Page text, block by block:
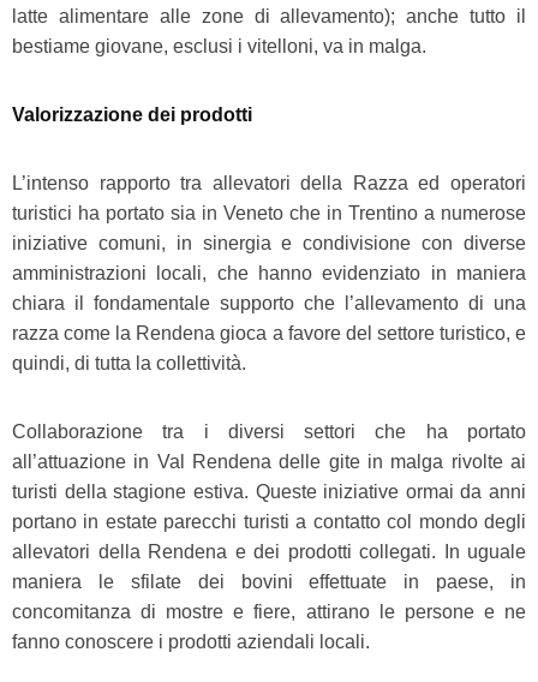
latte alimentare alle zone di allevamento); anche tutto il
bestiame giovane, esclusi i vitelloni, va in malga.
Valorizzazione dei prodotti
L’intenso rapporto tra allevatori della Razza ed operatori
turistici ha portato sia in Veneto che in Trentino a numerose
iniziative comuni, in sinergia e condivisione con diverse
amministrazioni locali, che hanno evidenziato in maniera
chiara il fondamentale supporto che l’allevamento di una
razza come la Rendena gioca a favore del settore turistico, e
quindi, di tutta la collettività.
Collaborazione tra i diversi settori che ha portato
all’attuazione in Val Rendena delle gite in malga rivolte ai
turisti della stagione estiva. Queste iniziative ormai da anni
portano in estate parecchi turisti a contatto col mondo degli
allevatori della Rendena e dei prodotti collegati. In uguale
maniera le sfilate dei bovini effettuate in paese, in
concomitanza di mostre e fiere, attirano le persone e ne
fanno conoscere i prodotti aziendali locali.